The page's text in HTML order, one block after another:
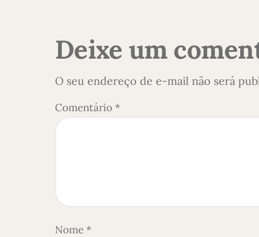
Deixe um
O seu endereço de e-mail não será
Comentário*
Nome*